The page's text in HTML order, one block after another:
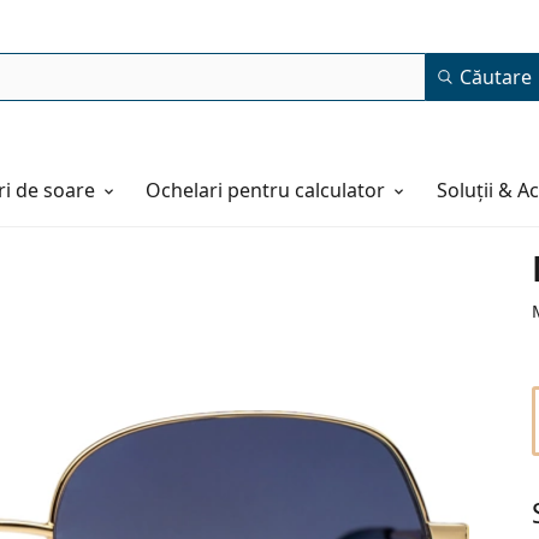
Căutare
de soare Ochelari pentru calculator Soluții &